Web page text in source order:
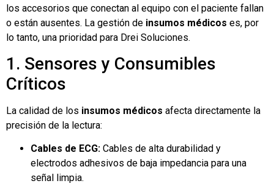
los accesorios que conectan al equipo con el paciente fallan
o están ausentes. La gestión de insumos médicos es, por
lo tanto, una prioridad para Drei Soluciones.
1. Sensores y Consumibles
Críticos
La calidad de los insumos médicos afecta directamente la
precisión de la lectura:
Cables de ECG: Cables de alta durabilidad y
electrodos adhesivos de baja impedancia para una
señal limpia.